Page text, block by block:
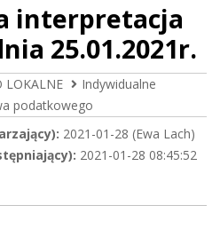
interpretacja
25.01.2021r.
LOKALNE
Indywidualne
podatkowego
2021-01-28 (Ewa Lach)
2021-01-28 08:45:52